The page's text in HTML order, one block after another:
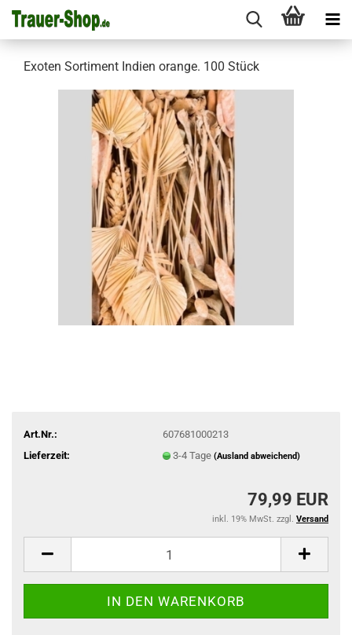
Exoten Sortiment Indien orange. 100 Stück
Art.Nr.:
607681000213
Lieferzeit:
3-4 Tage (Ausland abweichend)
79,99 EUR
inkl. 19% MwSt. zzgl. Versand